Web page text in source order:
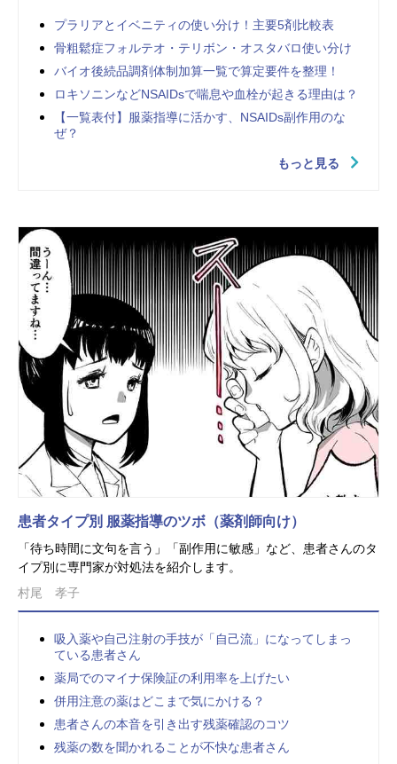
プラリアとイベニティの使い分け！主要5剤比較表
骨粗鬆症フォルテオ・テリボン・オスタバロ使い分け
バイオ後続品調剤体制加算一覧で算定要件を整理！
ロキソニンなどNSAIDsで喘息や血栓が起きる理由は？
【一覧表付】服薬指導に活かす、NSAIDs副作用のな
ぜ？
もっと見る
患者タイプ別 服薬指導のツボ（薬剤師向け）
「待ち時間に文句を言う」「副作用に敏感」など、患者さんのタ
イプ別に専門家が対処法を紹介します。
村尾 孝子
吸入薬や自己注射の手技が「自己流」になってしまっ
ている患者さん
薬局でのマイナ保険証の利用率を上げたい
併用注意の薬はどこまで気にかける？
患者さんの本音を引き出す残薬確認のコツ
残薬の数を聞かれることが不快な患者さん